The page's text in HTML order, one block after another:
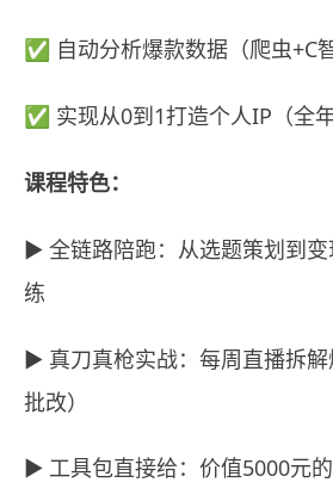
✅ 自动分析爆款数据（爬虫+C
✅ 实现从0到1打造个人IP（全年
课程特色：
▶️ 全链路陪跑：从选题策划到
练
▶️ 真刀真枪实战：每周直播拆
批改）
▶️ 工具包直接给：价值5000元